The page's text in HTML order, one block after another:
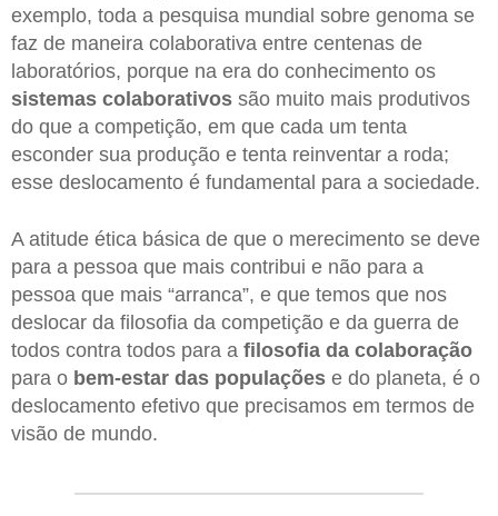
exemplo, toda a pesquisa mundial sobre genoma se
faz de maneira colaborativa entre centenas de
laboratórios, porque na era do conhecimento os
sistemas colaborativos são muito mais produtivos
do que a competição, em que cada um tenta
esconder sua produção e tenta reinventar a roda;
esse deslocamento é fundamental para a sociedade.
A atitude ética básica de que o merecimento se deve
para a pessoa que mais contribui e não para a
pessoa que mais “arranca”, e que temos que nos
deslocar da filosofia da competição e da guerra de
todos contra todos para a filosofia da colaboração
para o bem-estar das populações e do planeta, é o
deslocamento efetivo que precisamos em termos de
visão de mundo.